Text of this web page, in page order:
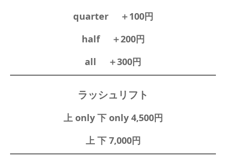
quarter ＋100円
half ＋200円
all ＋300円
ラッシュリフト
上 only 下 only 4,500円
上 下 7,000円